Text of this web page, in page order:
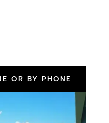
OR BY PHONE